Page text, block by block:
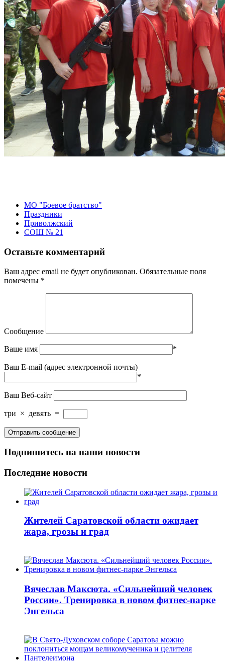
МО "Боевое братство"
Праздники
Приволжский
СОШ № 21
Оставьте комментарий
Ваш адрес email не будет опубликован. Обязательные поля
помечены *
Сообщение
Ваше имя *
Ваш E-mail (адрес электронной почты)
*
Ваш Веб-сайт
три × девять =
Подпишитесь на наши новости
Последние новости
Жителей Саратовской области ожидает
жара, грозы и град
Вячеслав Максюта. «Сильнейший человек
России». Тренировка в новом фитнес-парке
Энгельса